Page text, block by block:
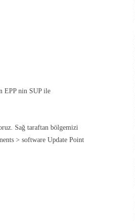
EPP nin SUP ile
Sağ taraftan bölgemizi
> software Update Point